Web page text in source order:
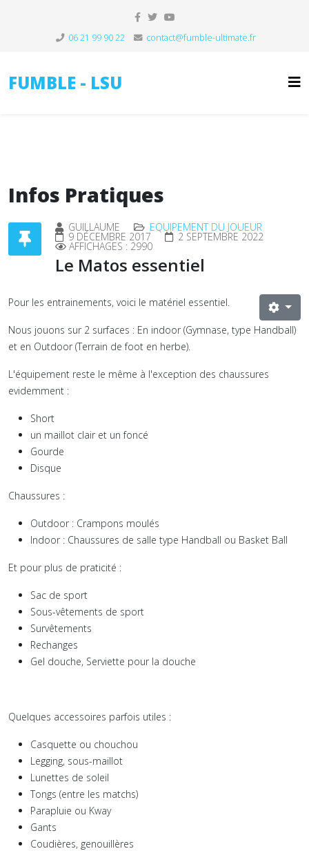
06 21 99 90 22 contact@fumble-ultimate.fr
FUMBLE - LSU
Infos Pratiques
GUILLAUME EQUIPEMENT DU JOUEUR
9 DÉCEMBRE 2017 2 SEPTEMBRE 2022
AFFICHAGES : 2990
Le Matos essentiel
Pour les entrainements, voici le matériel essentiel.
Nous jouons sur 2 surfaces : En indoor (Gymnase, type Handball)
et en Outdoor (Terrain de foot en herbe).
L'équipement reste le même à l'exception des chaussures
evidemment :
Short
un maillot clair et un foncé
Gourde
Disque
Chaussures :
Outdoor : Crampons moulés
Indoor : Chaussures de salle type Handball ou Basket Ball
Et pour plus de praticité :
Sac de sport
Sous-vêtements de sport
Survêtements
Rechanges
Gel douche, Serviette pour la douche
Quelques accessoires parfois utiles :
Casquette ou chouchou
Legging, sous-maillot
Lunettes de soleil
Tongs (entre les matchs)
Parapluie ou Kway
Gants
Coudières, genouillères